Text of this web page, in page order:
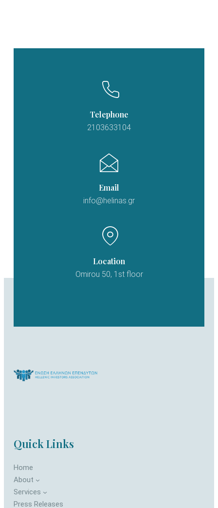
Telephone
2103633104
Email
info@helinas.gr
Location
Omirou 50, 1st floor
Quick Links
Home
About
Services
Press Releases